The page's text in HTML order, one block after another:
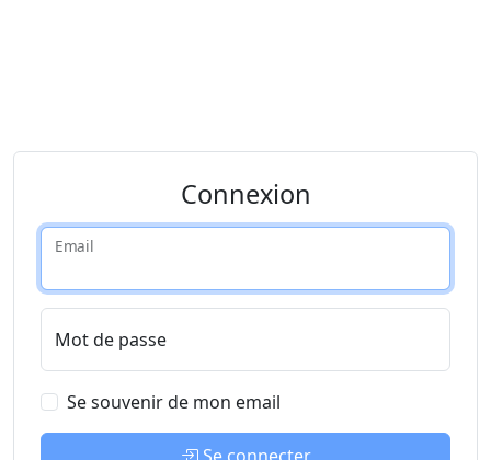
Connexion
Email
Mot de passe
Se souvenir de mon email